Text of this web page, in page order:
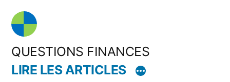
Aller
contenu
QUESTIONS FINANCES
LIRE LES ARTICLES